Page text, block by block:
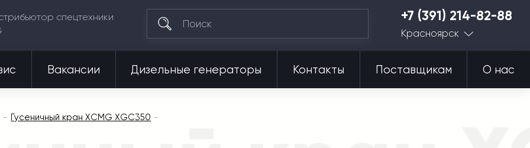
спецтехники
+7 (391) 214-82-88
Красноярск
Вакансии Дизельные генераторы Контакты Поставщикам О нас
Гусеничный кран XCMG XGC350